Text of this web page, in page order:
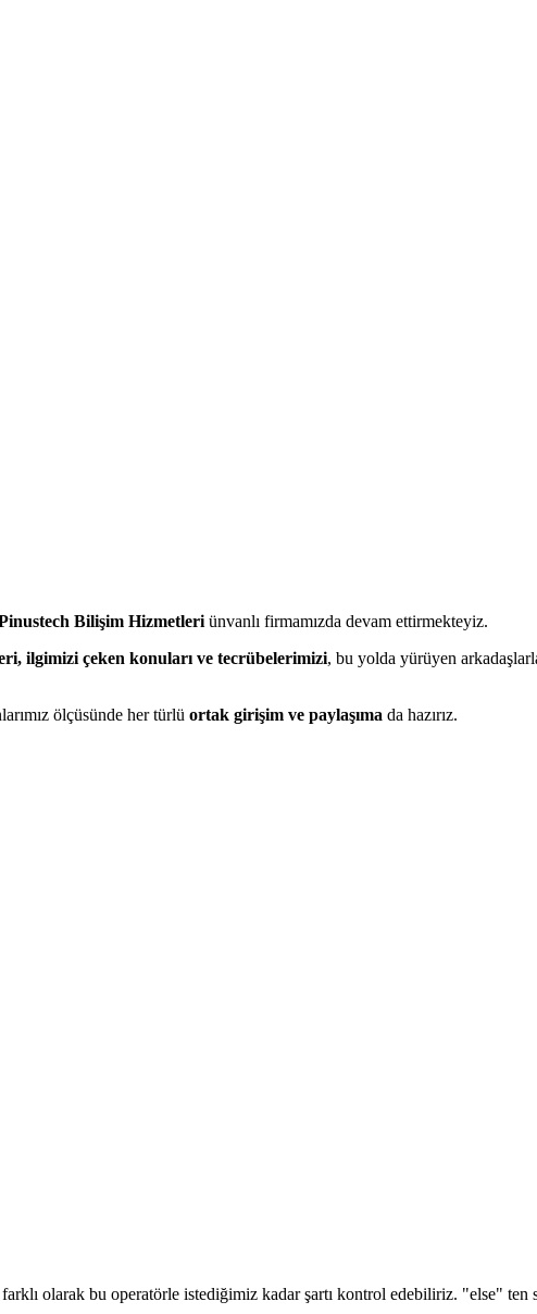
Bilişim Hizmetleri ünvanlı firmamızda devam ettirmekteyiz.
ilgimizi çeken konuları ve tecrübelerimizi, bu yolda yürüyen
ölçüsünde her türlü ortak girişim ve paylaşıma da hazırız.
olarak bu operatörle istediğimiz kadar şartı kontrol edebiliriz. "else"